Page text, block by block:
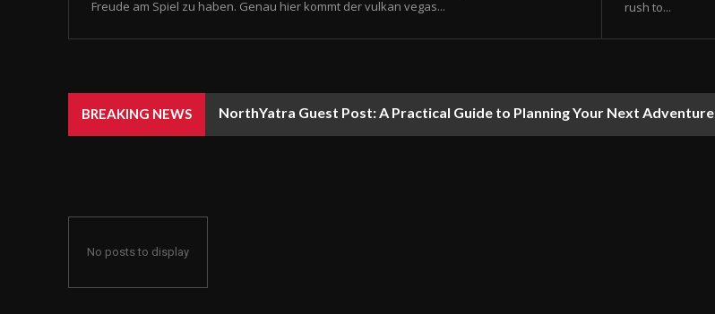
Freude am Spiel zu haben. Genau hier kommt der vulkan vegas...
rush to...
BREAKING NEWS NorthYatra Guest Post: A Practical Guide to Planning Your Next Adventure
No posts to display